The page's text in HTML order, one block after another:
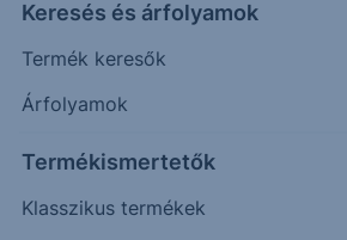
Keresés és árfolyamok
Termék keresők
Árfolyamok
Termékismertetők
Klasszikus termékek